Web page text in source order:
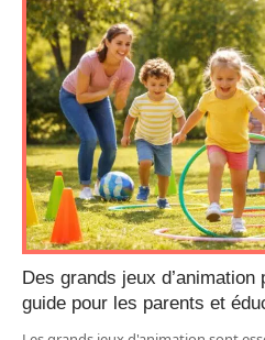
Des grands jeux
guide pour les parents et